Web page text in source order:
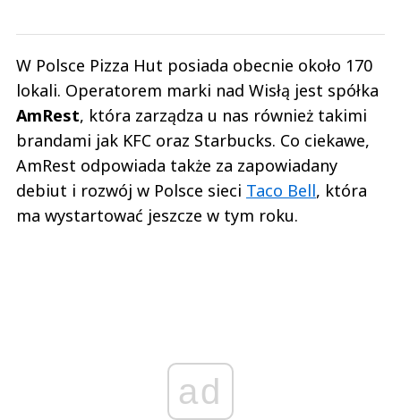
W Polsce Pizza Hut posiada obecnie około 170
lokali. Operatorem marki nad Wisłą jest spółka
AmRest, która zarządza u nas również takimi
brandami jak KFC oraz Starbucks. Co ciekawe,
AmRest odpowiada także za zapowiadany
debiut i rozwój w Polsce sieci Taco Bell, która
ma wystartować jeszcze w tym roku.
ad